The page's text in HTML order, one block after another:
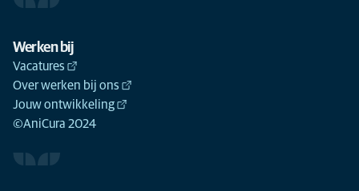
Werken bij
Vacatures
Over werken bij ons
Jouw ontwikkeling
©AniCura 2024